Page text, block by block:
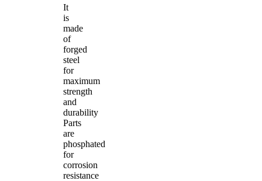
It
is
made
of
forged
steel
for
maximum
strength
and
durability
Parts
are
phosphated
for
corrosion
resistance